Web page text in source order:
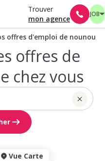
Trouver
mon agence
JOB
offres d'emploi de nounou
offres de
chez vous
Vue Carte